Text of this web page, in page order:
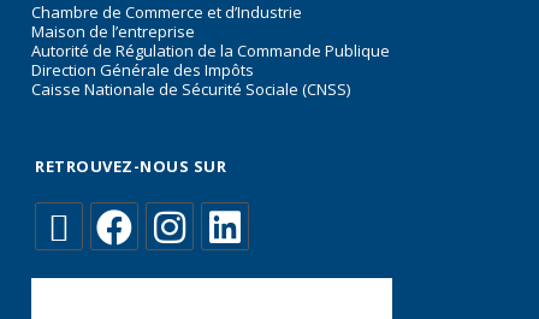
Chambre de Commerce et d’Industrie
Maison de l’entreprise
Autorité de Régulation de la Commande Publique
Direction Générale des Impôts
Caisse Nationale de Sécurité Sociale (CNSS)
RETROUVEZ-NOUS SUR